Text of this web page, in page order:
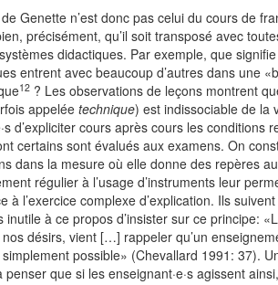
Genette n’est donc pas celui du cours de
précisément, qu’il soit transposé avec
didactiques. Par exemple, que
entrent avec beaucoup d’autres dans une
12 ? Les observations de leçons montrent
appelée technique) est indissociable de la
d’expliciter cours après cours les conditions
certains sont évalués aux examens. On
dans la mesure où elle donne des repères
régulier à l’usage d’instruments leur
à l’exercice complexe d’explication. Ils
inutile à ce propos d’insister sur ce principe:
désirs, vient […] rappeler qu’un
possible» (Chevallard 1991: 37).
que si les enseignant·e·s agissent